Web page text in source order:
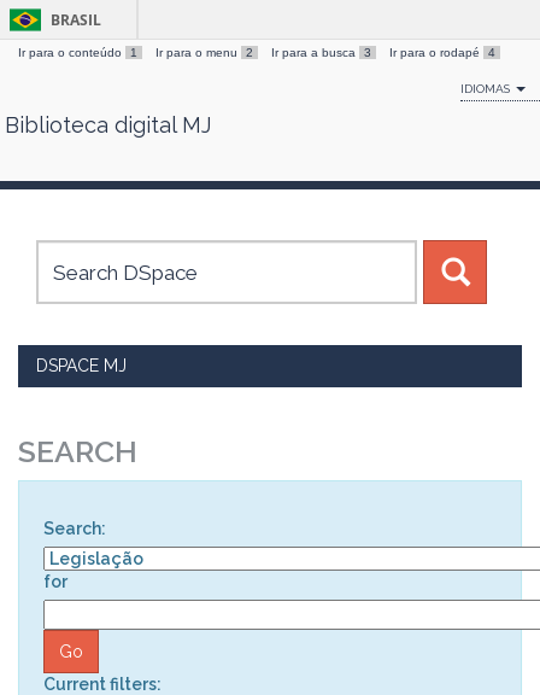
Skip
BRASIL
Ir para o conteúdo 1 Ir para o menu 2 Ir para a busca 3 Ir para o rodapé 4
IDIOMAS
Biblioteca digital MJ
DSPACE MJ
SEARCH
Search:
for
Current filters: